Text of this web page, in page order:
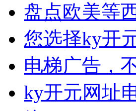
盘点欧美等
您选择ky开
电梯广告，
ky开元网址